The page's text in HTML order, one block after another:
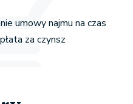
umowy najmu na czas
za czynsz